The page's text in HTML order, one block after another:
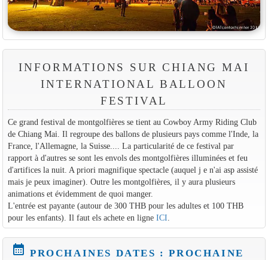
INFORMATIONS SUR CHIANG MAI
INTERNATIONAL BALLOON
FESTIVAL
Ce grand festival de montgolfières se tient au Cowboy Army Riding Club
de Chiang Mai. Il regroupe des ballons de plusieurs pays comme l'Inde, la
France, l'Allemagne, la Suisse.... La particularité de ce festival par
rapport à d'autres se sont les envols des montgolfières illuminées et feu
d'artifices la nuit. A priori magnifique spectacle (auquel j e n'ai asp assisté
mais je peux imaginer). Outre les montgolfières, il y aura plusieurs
animations et évidemment de quoi manger.
L'entrée est payante (autour de 300 THB pour les adultes et 100 THB
pour les enfants). Il faut els achete en ligne ICI.
calendar_month PROCHAINES DATES : PROCHAINE